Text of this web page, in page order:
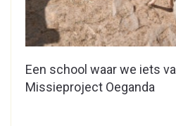
Een school waar we iets
Missieproject Oeganda